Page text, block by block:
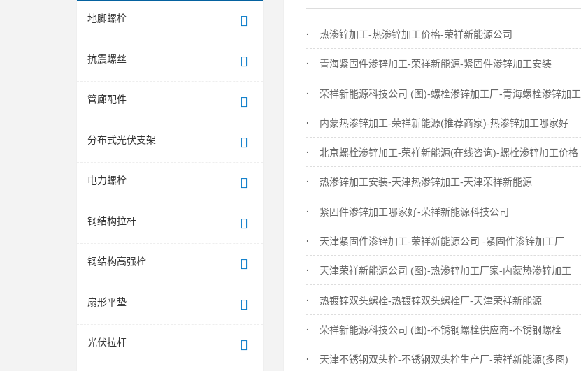
地脚螺栓
抗震螺丝
管廊配件
分布式光伏支架
电力螺栓
钢结构拉杆
钢结构高强栓
扇形平垫
光伏拉杆
热渗锌加工-热渗锌加工价格-荣祥新能源公司
青海紧固件渗锌加工-荣祥新能源-紧固件渗锌加工安装
荣祥新能源科技公司 (图)-螺栓渗锌加工厂-青海螺栓渗锌加工
内蒙热渗锌加工-荣祥新能源(推荐商家)-热渗锌加工哪家好
北京螺栓渗锌加工-荣祥新能源(在线咨询)-螺栓渗锌加工价格
热渗锌加工安装-天津热渗锌加工-天津荣祥新能源
紧固件渗锌加工哪家好-荣祥新能源科技公司
天津紧固件渗锌加工-荣祥新能源公司 -紧固件渗锌加工厂
天津荣祥新能源公司 (图)-热渗锌加工厂家-内蒙热渗锌加工
热镀锌双头螺栓-热镀锌双头螺栓厂-天津荣祥新能源
荣祥新能源科技公司 (图)-不锈钢螺栓供应商-不锈钢螺栓
天津不锈钢双头栓-不锈钢双头栓生产厂-荣祥新能源(多图)